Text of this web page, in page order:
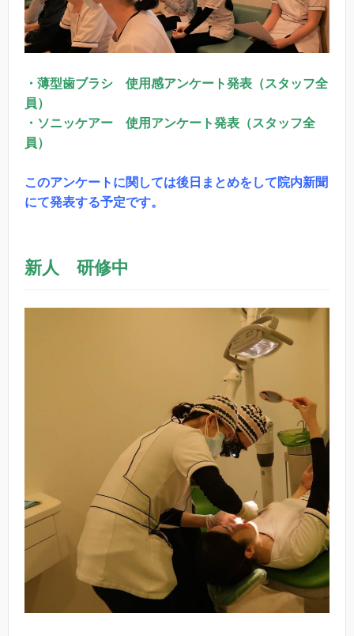
・薄型歯ブラシ 使用感アンケート発表（スタッフ全
員）
・ソニッケアー 使用アンケート発表（スタッフ全
員）
このアンケートに関しては後日まとめをして院内新聞
にて発表する予定です。
新人 研修中